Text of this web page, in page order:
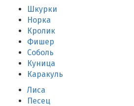
Шкурки
Норка
Кролик
Фишер
Соболь
Куница
Каракуль
Лиса
Песец